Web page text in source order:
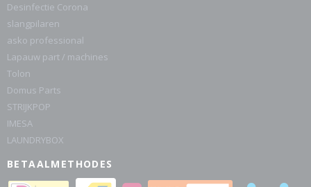
Desinfectie Corona
slangpilaren
asko professional
Lapauw part / machines
Tolon
Domus Parts
STRIJKPOP
IMESA
LAUNDRYBOX
BETAALMETHODES